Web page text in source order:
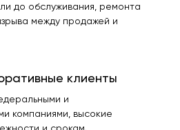
до обслуживания, ремонта
между продажей и
клиенты
и
компаниями, высокие